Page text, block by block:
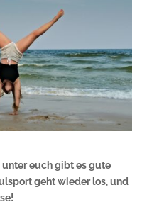
euch gibt es gute
geht wieder los, und